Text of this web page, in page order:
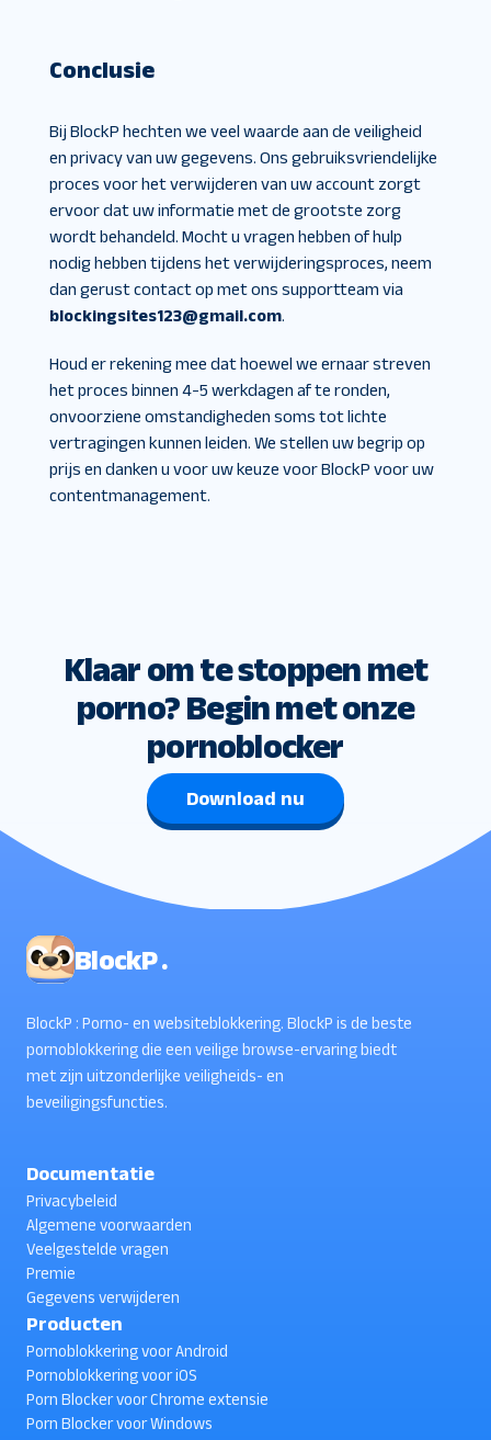
Conclusie
Bij BlockP hechten we veel waarde aan de veiligheid
en privacy van uw gegevens. Ons gebruiksvriendelijke
proces voor het verwijderen van uw account zorgt
ervoor dat uw informatie met de grootste zorg
wordt behandeld. Mocht u vragen hebben of hulp
nodig hebben tijdens het verwijderingsproces, neem
dan gerust contact op met ons supportteam via
blockingsites123@gmail.com.
Houd er rekening mee dat hoewel we ernaar streven
het proces binnen 4-5 werkdagen af te ronden,
onvoorziene omstandigheden soms tot lichte
vertragingen kunnen leiden. We stellen uw begrip op
prijs en danken u voor uw keuze voor BlockP voor uw
contentmanagement.
Klaar om te stoppen met
porno? Begin met onze
pornoblocker
Download nu
BlockP .
BlockP : Porno- en websiteblokkering. BlockP is de beste
pornoblokkering die een veilige browse-ervaring biedt
met zijn uitzonderlijke veiligheids- en
beveiligingsfuncties.
Documentatie
Privacybeleid
Algemene voorwaarden
Veelgestelde vragen
Premie
Gegevens verwijderen
Producten
Pornoblokkering voor Android
Pornoblokkering voor iOS
Porn Blocker voor Chrome extensie
Porn Blocker voor Windows